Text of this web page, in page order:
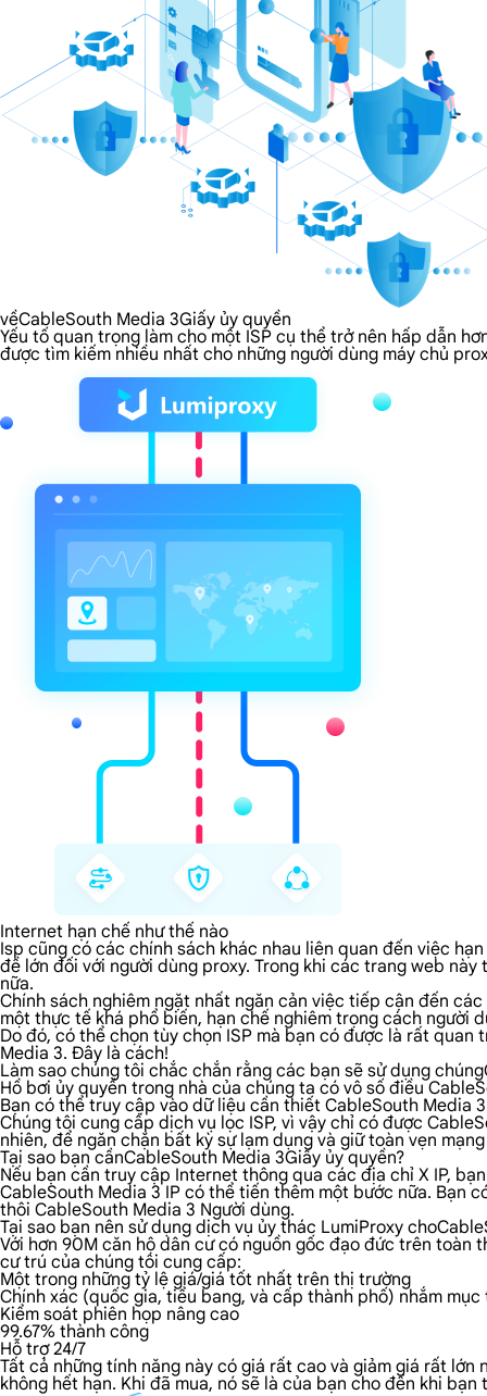
vềCableSouth Media 3Giấy ủy quyền
Yếu tố quan trọng làm cho một ISP cụ thể trở nên hấp dẫn
được tìm kiếm nhiều nhất cho những người dùng máy chủ
Internet hạn chế như thế nào
Isp cũng có các chính sách khác nhau liên quan đến việc
đề lớn đối với người dùng proxy. Trong khi các trang web
nữa.
Chính sách nghiêm ngặt nhất ngăn cản việc tiếp cận đến
một thực tế khá phổ biến, hạn chế nghiêm trọng cách người
Do đó, có thể chọn tùy chọn ISP mà bạn có được là rất
Media 3. Đây là cách!
Làm sao chúng tôi chắc chắn rằng các bạn sẽ sử dụng
Hồ bơi ủy quyền trong nhà của chúng ta có vô số điều
Bạn có thể truy cập vào dữ liệu cần thiết CableSouth Media
Chúng tôi cung cấp dịch vụ lọc ISP, vì vậy chỉ có được
nhiên, để ngăn chặn bất kỳ sự lạm dụng và giữ toàn vẹn
Tại sao bạn cầnCableSouth Media 3Giấy ủy quyền?
Nếu bạn cần truy cập Internet thông qua các địa chỉ X IP,
CableSouth Media 3 IP có thể tiến thêm một bước nữa. Bạn
thôi CableSouth Media 3 Người dùng.
Tại sao bạn nên sử dụng dịch vụ ủy thác LumiProxy
Với hơn 90M căn hộ dân cư có nguồn gốc đạo đức trên toàn
cư trú của chúng tôi cung cấp:
Một trong những tỷ lệ giá/giá tốt nhất trên thị trường
Chính xác (quốc gia, tiểu bang, và cấp thành phố) nhắm mục
Kiểm soát phiên họp nâng cao
99.67% thành công
Hỗ trợ 24/7
Tất cả những tính năng này có giá rất cao và giảm giá rất
không hết hạn. Khi đã mua, nó sẽ là của bạn cho đến khi